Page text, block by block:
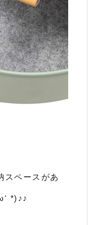
スペースがあ
*)♪♪